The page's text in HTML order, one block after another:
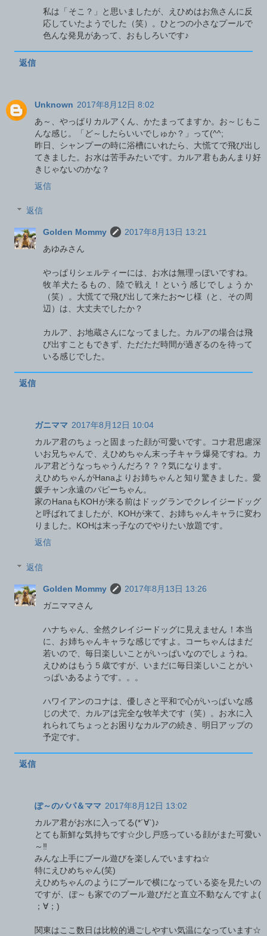
私は「そこ？」と思いましたが、えひめはお魚さんに反
応していたようでした（笑）。ひとつの小さなプールで
色んな発見があって、おもしろいです♪
返信
Unknown 2017年8月12日 8:02
あ～、やっぱりカルアくん、かたまってますか。お～じもこ
んな感じ。「ど～したらいいでしゅか？」って(^^;
昨日、シャンプーの時に浴槽にいれたら、大慌てで飛び出し
てきました。お水は苦手みたいです。カルア君もあんまり好
きじゃないのかな？
返信
返信
Golden Mommy
2017年8月13日 13:21
あゆみさん
やっぱりシェルティーには、お水は無理っぽいですね。
牧羊犬たるもの、陸で戦え！という感じでしょうか
（笑）。大慌てで飛び出して来たお〜じ様（と、その周
辺）は、大丈夫でしたか？
カルア、お地蔵さんになってました。カルアの場合は飛
び出すこともできず、ただただ時間が過ぎるのを待って
いる感じでした。
返信
ガニママ 2017年8月12日 10:04
カルア君のちょっと固まった顔が可愛いです。コナ君思慮深
いお兄ちゃんで、えひめちゃん末っ子キャラ爆発ですね。カ
ルア君どうなっちゃうんだろ？？？気になります。
えひめちゃんがHanaよりお姉ちゃんと知り驚きました。愛
媛チャン永遠のパピーちゃん。
家のHanaもKOHが来る前はドッグランでクレイジードッグ
と呼ばれてましたが、KOHが来て、お姉ちゃんキャラに変わ
りました。KOHは末っ子なのでやりたい放題です。
返信
返信
Golden Mommy
2017年8月13日 13:26
ガニママさん
ハナちゃん、全然クレイジードッグに見えません！本当
に、お姉ちゃんキャラな感じですよ。コーちゃんはまだ
若いので、毎日楽しいことがいっぱいなのでしょうね。
えひめはもう５歳ですが、いまだに毎日楽しいことがい
っぱいあるようです。。。
ハワイアンのコナは、優しさと平和で心がいっぱいな感
じの犬で、カルアは完全な牧羊犬です（笑）。お水に入
れられてちょっとお困りなカルアの続き、明日アップの
予定です。
返信
ぽ～のパパ＆ママ 2017年8月12日 13:02
カルア君がお水に入ってる(*´∀`)♪
とても新鮮な気持ちです☆少し戸惑っている顔がまた可愛い
～‼
みんな上手にプール遊びを楽しんでいますね☆
特にえひめちゃん(笑)
えひめちゃんのようにプールで横になっている姿を見たいの
ですが、ぽ～も家でのプール遊びだと直立不動なんですよ(
；∀；)
関東はここ数日は比較的過ごしやすい気温になっています☆